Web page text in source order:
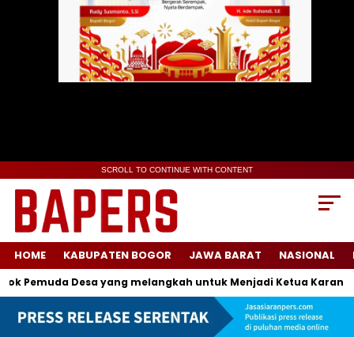
SCROLL TO CONTINUE WITH CONTENT
HOME KABUPATEN BOGOR JAWA BARAT NASIONAL
Desa yang melangkah untuk Menjadi Ketua Karang